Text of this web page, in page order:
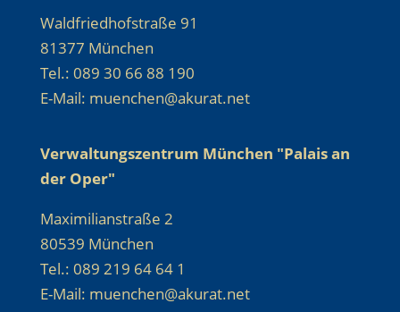
Waldfriedhofstraße 91
81377 München
Tel.: 089 30 66 88 190
E-Mail: muenchen@akurat.net
Verwaltungszentrum München "Palais an
der Oper"
Maximilianstraße 2
80539 München
Tel.: 089 219 64 64 1
E-Mail: muenchen@akurat.net